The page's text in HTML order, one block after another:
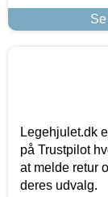
Legehjulet.dk
på Trustpilot
at melde retur
deres udvalg.